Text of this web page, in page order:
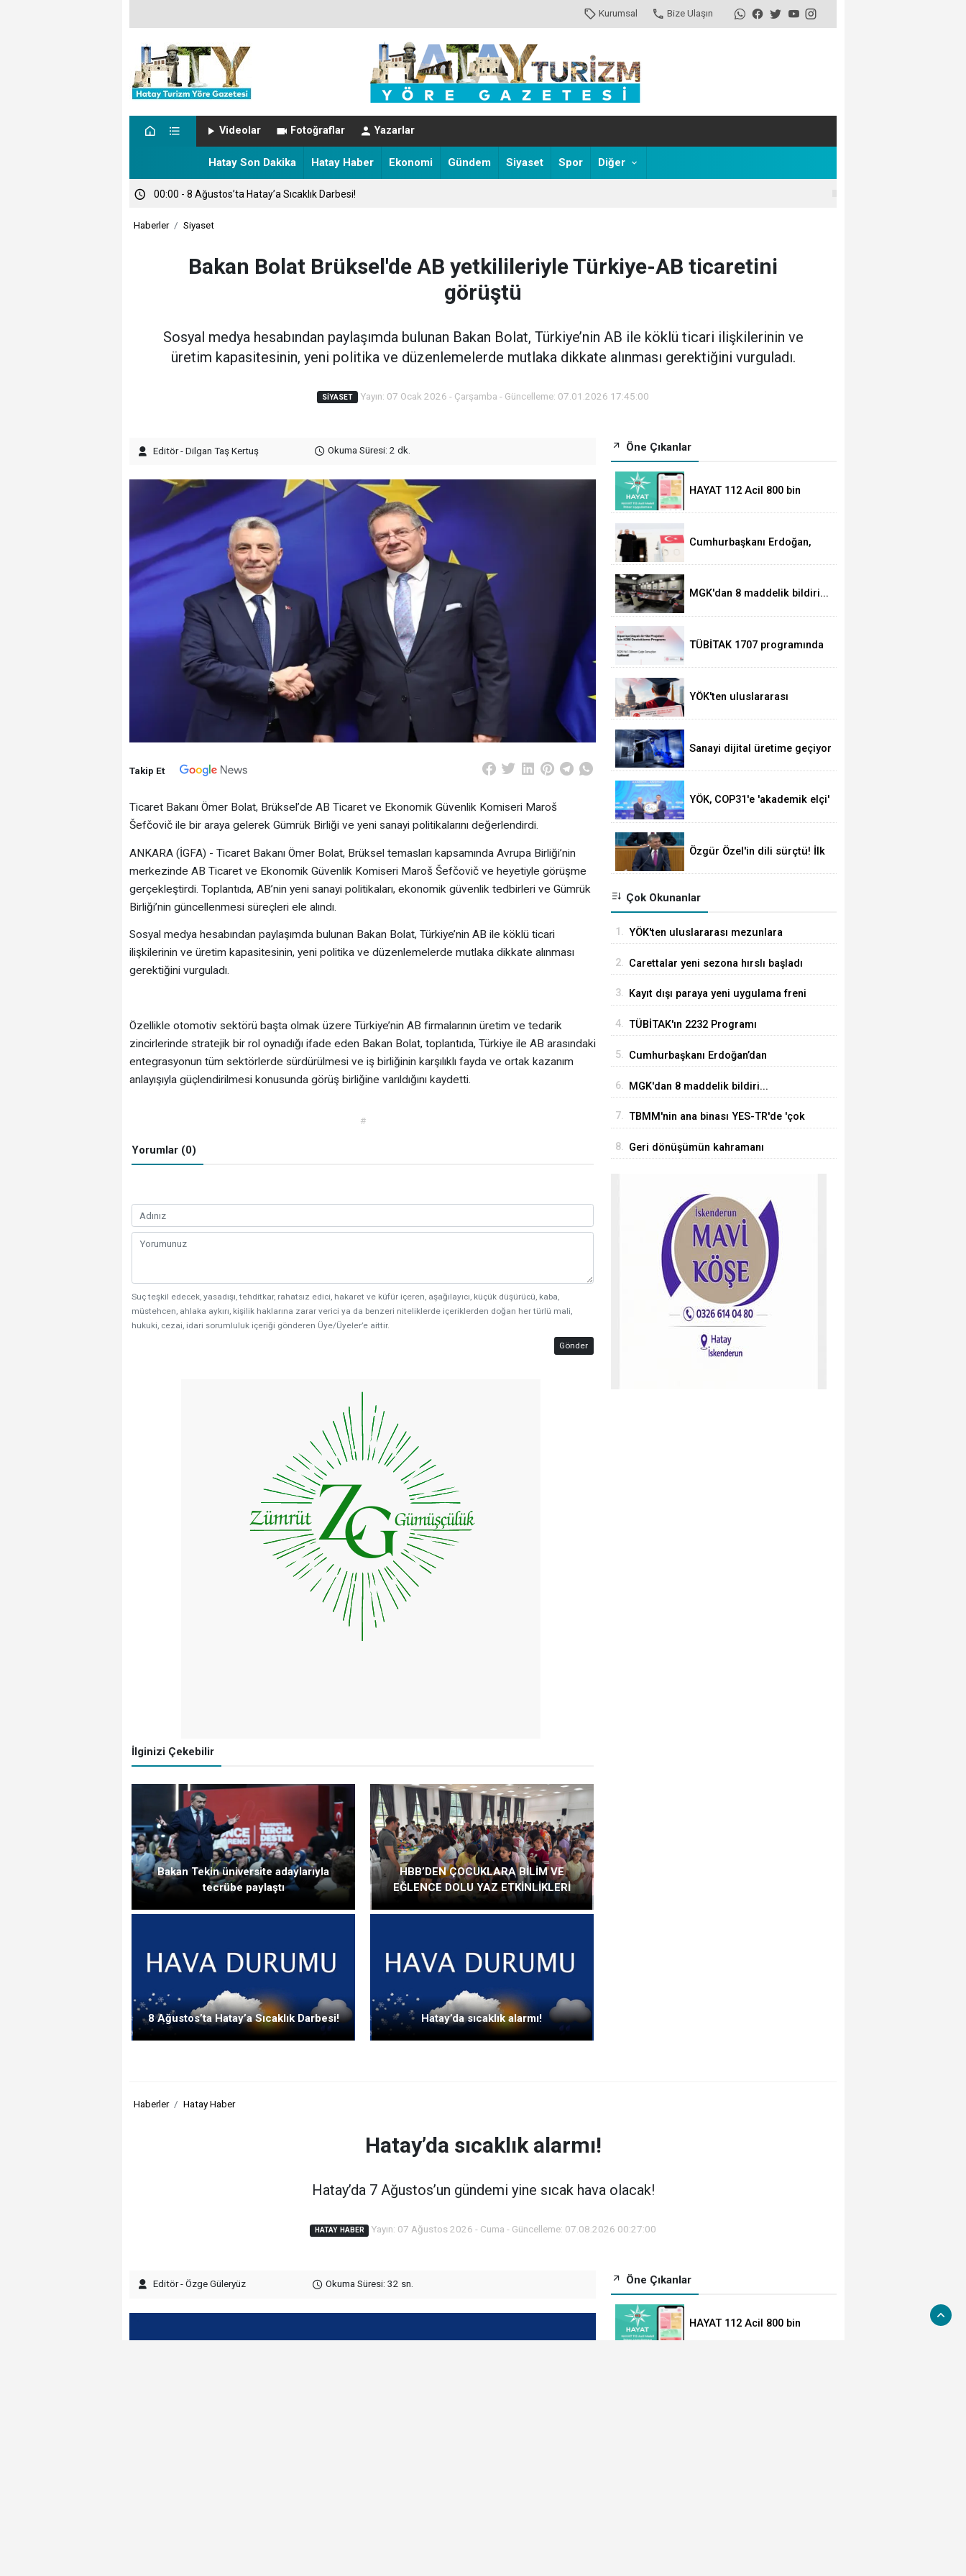
Kurumsal Bize Ulaşın
Videolar Fotoğraflar Yazarlar
Hatay Son Dakika Hatay Haber Ekonomi Gündem Siyaset Spor Diğer
00:05 - NÖBETÇİ ECZANELER
00:00 - TARİHTE BUGÜN
00:00 - 8 Ağustos’ta Hatay’a Sıcaklık Darbesi!
Haberler Siyaset
Bakan Bolat Brüksel'de AB yetkilileriyle Türkiye-AB ticaretini
görüştü
Sosyal medya hesabından paylaşımda bulunan Bakan Bolat, Türkiye’nin AB ile köklü ticari ilişkilerinin ve
üretim kapasitesinin, yeni politika ve düzenlemelerde mutlaka dikkate alınması gerektiğini vurguladı.
SIYASET Yayın: 07 Ocak 2026 - Çarşamba - Güncelleme: 07.01.2026 17:45:00
Editör - Dilgan Taş Kertuş Okuma Süresi: 2 dk.
Takip Et
Ticaret Bakanı Ömer Bolat, Brüksel’de AB Ticaret ve Ekonomik Güvenlik Komiseri Maroš
Šefčovič ile bir araya gelerek Gümrük Birliği ve yeni sanayi politikalarını değerlendirdi.
ANKARA (İGFA) - Ticaret Bakanı Ömer Bolat, Brüksel temasları kapsamında Avrupa Birliği’nin
merkezinde AB Ticaret ve Ekonomik Güvenlik Komiseri Maroš Šefčovič ve heyetiyle görüşme
gerçekleştirdi. Toplantıda, AB’nin yeni sanayi politikaları, ekonomik güvenlik tedbirleri ve Gümrük
Birliği’nin güncellenmesi süreçleri ele alındı.
Sosyal medya hesabından paylaşımda bulunan Bakan Bolat, Türkiye’nin AB ile köklü ticari
ilişkilerinin ve üretim kapasitesinin, yeni politika ve düzenlemelerde mutlaka dikkate alınması
gerektiğini vurguladı.
Özellikle otomotiv sektörü başta olmak üzere Türkiye’nin AB firmalarının üretim ve tedarik
zincirlerinde stratejik bir rol oynadığı ifade eden Bakan Bolat, toplantıda, Türkiye ile AB arasındaki
entegrasyonun tüm sektörlerde sürdürülmesi ve iş birliğinin karşılıklı fayda ve ortak kazanım
anlayışıyla güçlendirilmesi konusunda görüş birliğine varıldığını kaydetti.
#
Yorumlar (0)
Suç teşkil edecek, yasadışı, tehditkar, rahatsız edici, hakaret ve küfür içeren, aşağılayıcı, küçük düşürücü, kaba,
müstehcen, ahlaka aykırı, kişilik haklarına zarar verici ya da benzeri niteliklerde içeriklerden doğan her türlü mali,
hukuki, cezai, idari sorumluluk içeriği gönderen Üye/Üyeler’e aittir.
Gönder
İlginizi Çekebilir
Bakan Tekin üniversite adaylarıyla
tecrübe paylaştı
HBB’DEN ÇOCUKLARA BİLİM VE
EĞLENCE DOLU YAZ ETKİNLİKLERİ
8 Ağustos’ta Hatay’a Sıcaklık Darbesi! Hatay’da sıcaklık alarmı!
Öne Çıkanlar
HAYAT 112 Acil 800 bin
Cumhurbaşkanı Erdoğan,
MGK'dan 8 maddelik bildiri...
güvenlik ve Gazze mesajı
TÜBİTAK 1707 programında
açıklandı
YÖK'ten uluslararası
Süre 2 yıla kadar
Sanayi dijital üretime geçiyor
YÖK, COP31'e 'akademik elçi'
Özgür Özel'in dili sürçtü! İlk
Çok Okunanlar
1. YÖK'ten uluslararası mezunlara
uzatılabilecek
2. Carettalar yeni sezona hırslı başladı
3. Kayıt dışı paraya yeni uygulama freni
4. TÜBİTAK'ın 2232 Programı
Türkiye'ye geliyor
5. Cumhurbaşkanı Erdoğan’dan
6. MGK'dan 8 maddelik bildiri...
ve Gazze mesajı
7. TBMM'nin ana binası YES-TR'de 'çok
8. Geri dönüşümün kahramanı
Haberler Hatay Haber
Hatay’da sıcaklık alarmı!
Hatay’da 7 Ağustos’un gündemi yine sıcak hava olacak!
HATAY HABER Yayın: 07 Ağustos 2026 - Cuma - Güncelleme: 07.08.2026 00:27:00
Editör - Özge Güleryüz Okuma Süresi: 32 sn. Öne Çıkanlar
HAYAT 112 Acil 800 bin